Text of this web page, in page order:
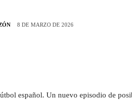
8 DE MARZO DE 2026
español. Un nuevo episodio de